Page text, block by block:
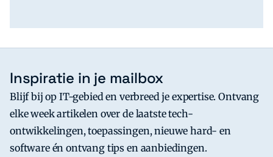
Inspiratie in je mailbox
Blijf bij op IT-gebied en verbreed je expertise. Ontvang
elke week artikelen over de laatste tech-
ontwikkelingen, toepassingen, nieuwe hard- en
software én ontvang tips en aanbiedingen.